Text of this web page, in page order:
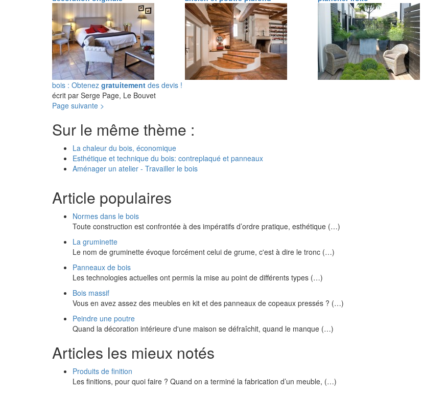
bois : Obtenez gratuitement des devis !
écrit par Serge Page, Le Bouvet
Page suivante >
Sur le même thème :
La chaleur du bois, économique
Esthétique et technique du bois: contreplaqué et panneaux
Aménager un atelier - Travailler le bois
Article populaires
Normes dans le bois
Toute construction est confrontée à des impératifs d’ordre pratique, esthétique (…)
La gruminette
Le nom de gruminette évoque forcément celui de grume, c'est à dire le tronc (…)
Panneaux de bois
Les technologies actuelles ont permis la mise au point de différents types (…)
Bois massif
Vous en avez assez des meubles en kit et des panneaux de copeaux pressés ? (…)
Peindre une poutre
Quand la décoration intérieure d'une maison se défraîchit, quand le manque (…)
Articles les mieux notés
Produits de finition
Les finitions, pour quoi faire ? Quand on a terminé la fabrication d’un meuble, (…)